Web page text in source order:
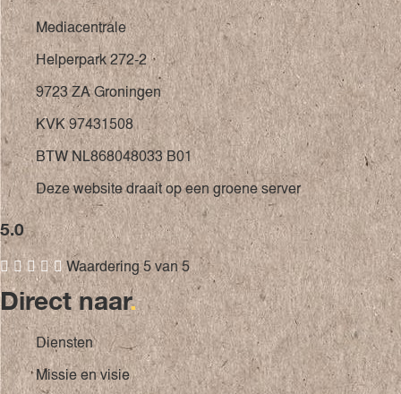
Mediacentrale
Helperpark 272-2
9723 ZA Groningen
KVK 97431508
BTW NL868048033 B01
Deze website draait op een groene server
5.0
    Waardering 5 van 5
Direct naar.
Diensten
Missie en visie